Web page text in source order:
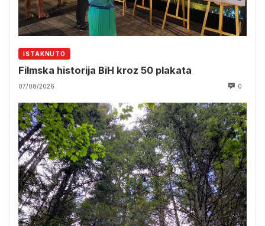
ISTAKNUTO
Filmska historija BiH kroz 50 plakata
07/08/2026 0